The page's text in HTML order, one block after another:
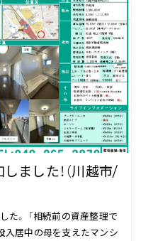
ました！（川越市/
た。 「相続前の資産整理で
入居中の母を支えたマンシ